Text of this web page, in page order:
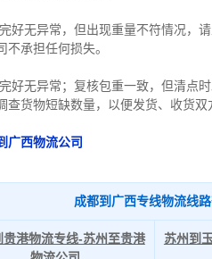
好无异常，但出现重量不符情况，
承担任何损失。
好无异常；复核包重一致，但清点
货物短缺数量，以便发货、收货双
广西物流公司
成都到广西专线物流线
贵港物流专线-苏州至贵港
苏州到